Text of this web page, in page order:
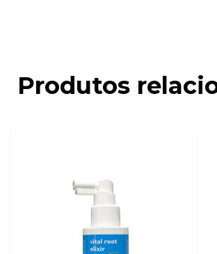
Produtos